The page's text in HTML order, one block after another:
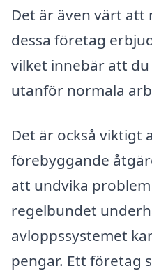
Det är även värt
dessa företag
vilket innebär att
utanför normala
Det är också viktigt
förebyggande
att undvika
regelbundet
avloppssystemet
pengar. Ett företag